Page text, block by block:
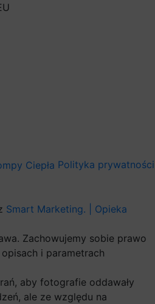
Polityka prywatności
Smart Marketing.
| Opieka
Zachowujemy sobie prawo
i parametrach
aby fotografie oddawały
ale ze względu na